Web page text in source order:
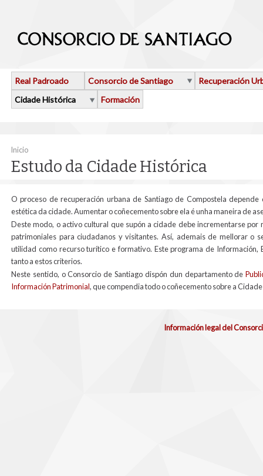
Real Padroado Consorcio de Santiago
Recuperación
Cidade Histórica
Formación
Vostede está aquí
Inicio
Estudo da Cidade Histórica
O proceso de recuperación urbana de Santiago de Compostela
estética da cidade. Aumentar o coñecemento sobre ela é unha maneira de
Deste modo, o activo cultural que supón a cidade debe incrementarse
patrimoniales para ciudadanos y visitantes. Así, ademais de mellorar o
utilidad como recurso turítico e formativo. Este programa de
tanto a estos criterios.
Neste sentido, o Consorcio de Santiago dispón dun departamento de
Información Patrimonial, que compendia todo o coñecemento sobre a
Información legal del